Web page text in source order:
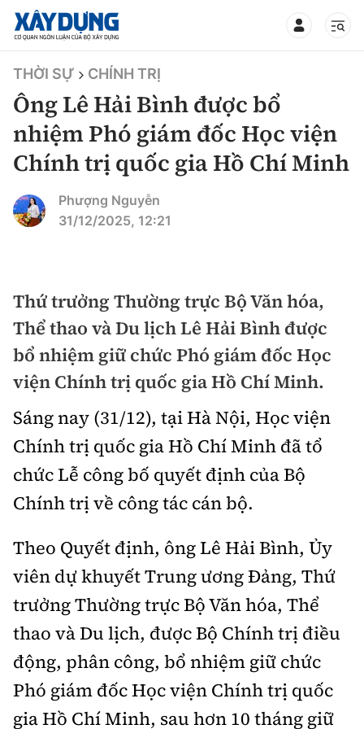
TIN BỘ XÂY DỰNG
CHUYÊN MỤC
Mới nhất
Chính trị
Xã hội
Chuyện dọc đường
Cải chính
Xây dựng
Chỉ đạo điều hành
Quy hoạch kiến trúc
Vật liệu xây dựng
Giám định chất lượng
Quản lý đô thị
Giao thông
Quản lý
Đường bộ
Hàng không
Đường sắt
Đăng kiểm
Đường sắt tốc độ cao
Đường thủy
Hàng hải
Đường sắt đô thị
Thị trường
Tài chính
Bảo hiểm
Doanh nghiệp
Pháp luật
Điều tra
Pháp đình
Hỏi - Đáp
An toàn giao thông
Giao thông 24h
ATGT địa phương
Văn hóa giao thông
Lái xe an toàn
Chung tay vì ATGT
Chất lượng sống
Giáo dục
Y tế
Đời sống
Lao động - Công đoàn
Văn hóa - Giải Trí
Văn hóa
Showbiz
Điện ảnh
Thể thao
Bóng đá
Bình luận
Công nghệ
THỜI SỰ CHÍNH TRỊ
Ông Lê Hải Bình được bổ
nhiệm Phó giám đốc Học viện
Chính trị quốc gia Hồ Chí Minh
Phượng Nguyễn
31/12/2025, 12:21
Thứ trưởng Thường trực Bộ Văn hóa,
Thể thao và Du lịch Lê Hải Bình được
bổ nhiệm giữ chức Phó giám đốc Học
viện Chính trị quốc gia Hồ Chí Minh.
Sáng nay (31/12), tại Hà Nội, Học viện
Chính trị quốc gia Hồ Chí Minh đã tổ
chức Lễ công bố quyết định của Bộ
Chính trị về công tác cán bộ.
Theo Quyết định, ông Lê Hải Bình, Ủy
viên dự khuyết Trung ương Đảng, Thứ
trưởng Thường trực Bộ Văn hóa, Thể
thao và Du lịch, được Bộ Chính trị điều
động, phân công, bổ nhiệm giữ chức
Phó giám đốc Học viện Chính trị quốc
gia Hồ Chí Minh, sau hơn 10 tháng giữ